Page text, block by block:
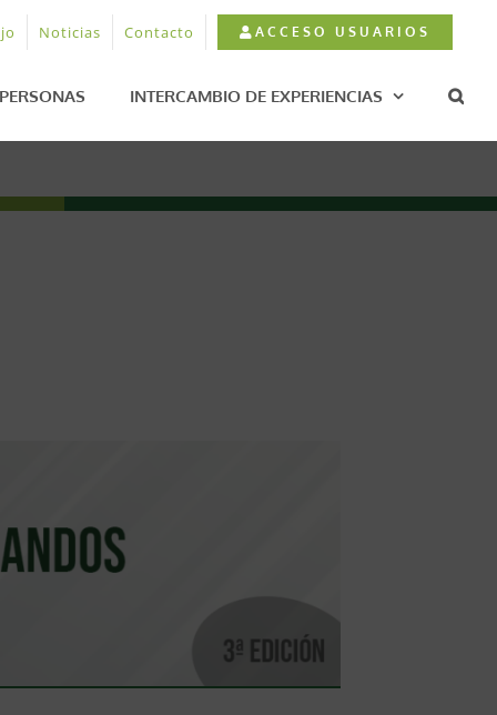
Noticias Contacto ACCESO USUARIOS
PERSONAS INTERCAMBIO DE EXPERIENCIAS